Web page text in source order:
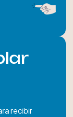
recibir